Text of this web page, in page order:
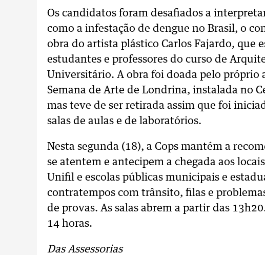
Os candidatos foram desafiados a
como a infestação de dengue no Brasil, o
obra do artista plástico Carlos Fajardo, que
estudantes e professores do curso de
Universitário. A obra foi doada pelo próprio
Semana de Arte de Londrina, instalada no
mas teve de ser retirada assim que foi
salas de aulas e de laboratórios.
Nesta segunda (18), a Cops mantém a
se atentem e antecipem a chegada aos
Unifil e escolas públicas municipais e
contratempos com trânsito, filas e
de provas. As salas abrem a partir das
14 horas.
Das Assessorias